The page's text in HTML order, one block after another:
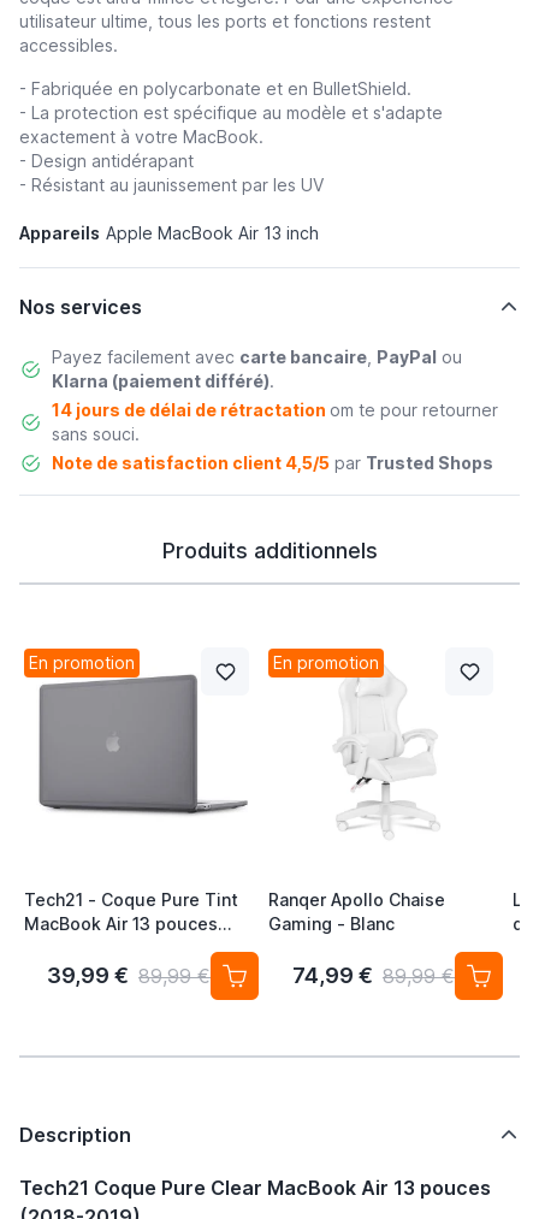
utilisateur ultime, tous les ports et fonctions restent
accessibles.
- Fabriquée en polycarbonate et en BulletShield.
- La protection est spécifique au modèle et s'adapte
exactement à votre MacBook.
- Design antidérapant
- Résistant au jaunissement par les UV
Appareils Apple MacBook Air 13 inch
Nos services
Payez facilement avec carte bancaire, PayPal ou
Klarna (paiement différé).
14 jours de délai de rétractation om te pour retourner
sans souci.
Note de satisfaction client 4,5/5par Trusted Shops
Produits additionnels
En promotion
Tech21 - Coque Pure Tint
MacBook Air 13 pouces
39,99 € 89,99 €
En promotion
Ranqer Apollo Chaise
Gaming - Blanc
74,99 € 89,99 €
de
Description
Tech21 Coque Pure Clear MacBook Air 13 pouces